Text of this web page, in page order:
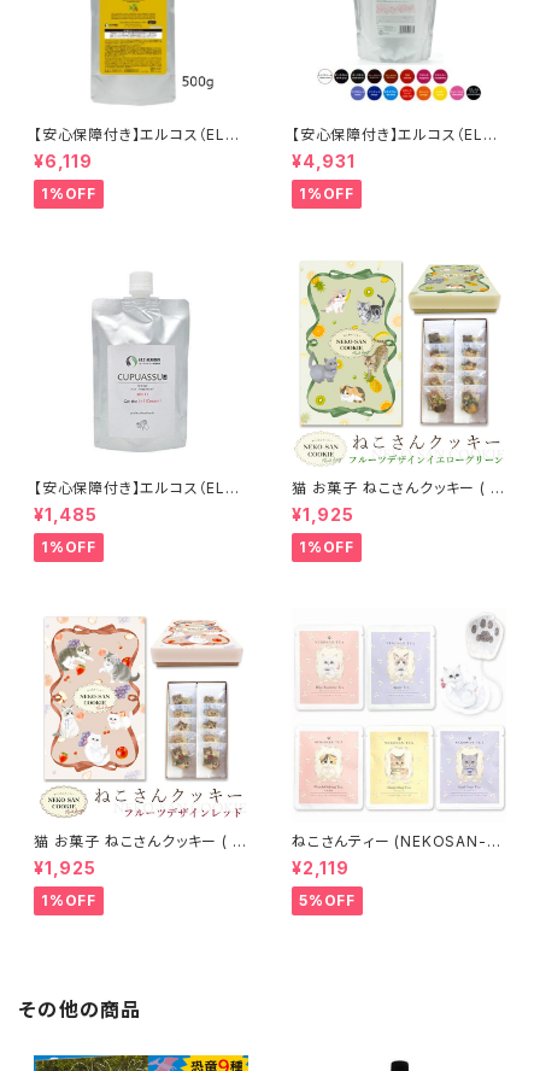
【安心保障付き】エルコス（ELLC
OS） 2色から選べる キュプアス
カラーバター コンク （濃縮タイ
プ） 500g 業務用 サロン用 トリ
ートメントカラー カラー剤 トリ
¥6,119
1%OFF
【安心保障付き】エルコス（ELLC
OS） キュプアスカラーバター 7
00g 【16色から選べる】 トリー
トメントカラー カラー剤 トリート
メント 白髪染め ヘアカラー 低
代理店 送料無料
¥4,931
1%OFF
【安心保障付き】エルコス（ELLC
OS） キュプアス プラスワンクリ
ーム 200g アルカリクリーム ヘ
アカラーサポート ヘアケア シャ
ンプー トリートメント カラーバタ
¥1,485
1%OFF
猫 お菓子 ねこさんクッキー ( 1
0枚入 ) フルーツデザインVer
イエローグリーン
¥1,925
1%OFF
猫 お菓子 ねこさんクッキー ( 1
0枚入 ) フルーツデザインVer
レッド
¥1,925
1%OFF
ねこさんティー (NEKOSAN-T
EA) ペルシャ (青いジャスミンテ
ィー) & ブリティッシュショートヘ
ア (アールグレイ) & ベンガル
(ダージリン) & ラグドール (アッ
¥2,119
5%OFF
その他の商品